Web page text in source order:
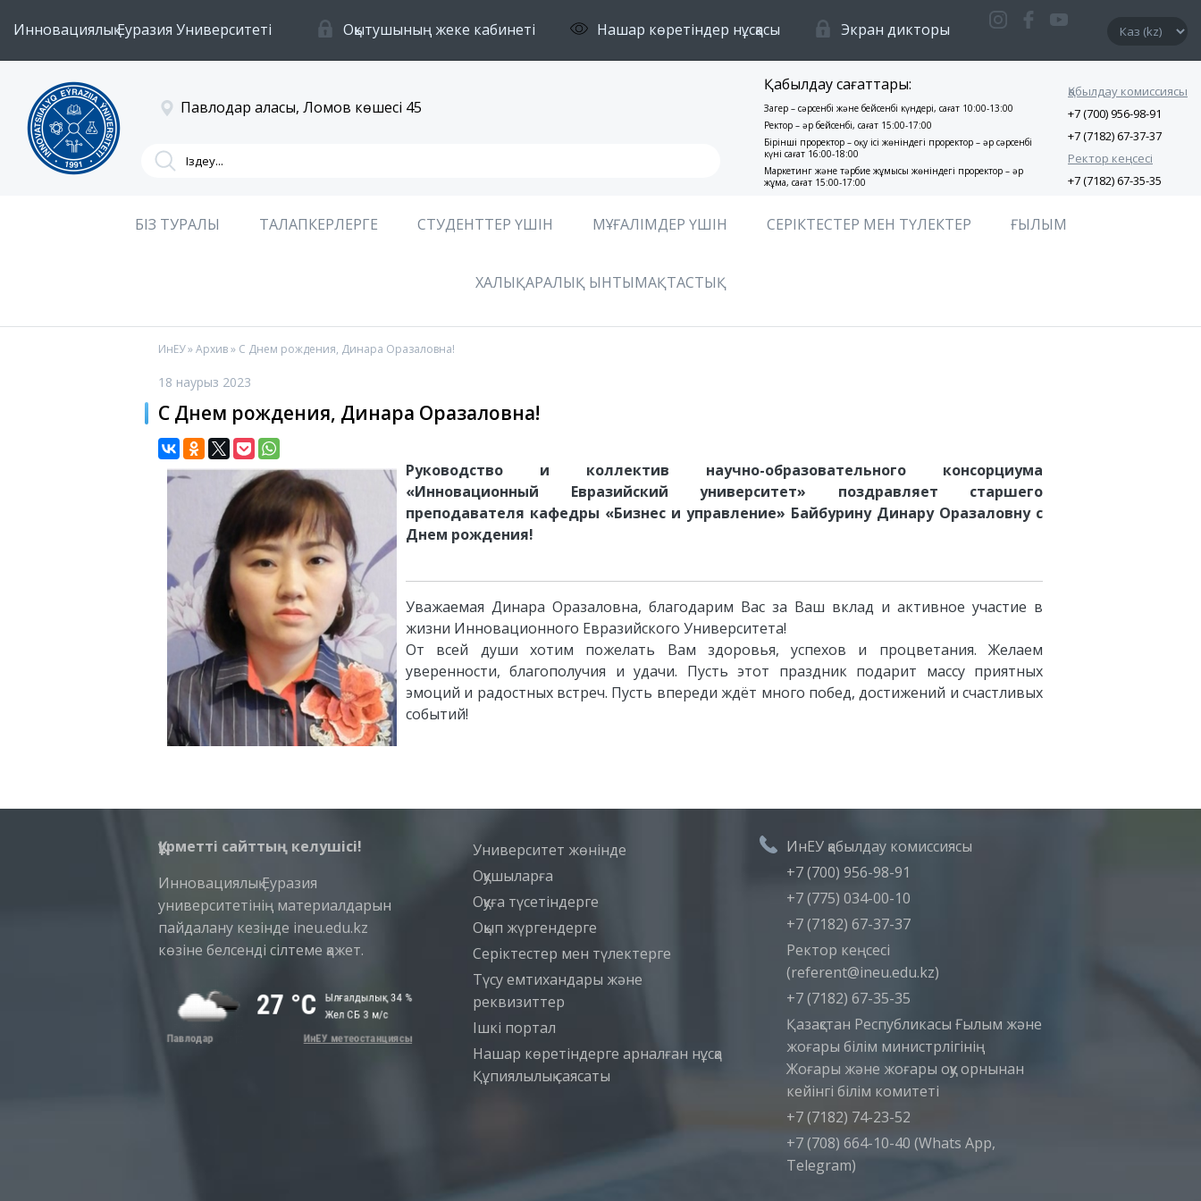
Инновациялық Еуразия Университеті Оқытушының жеке кабинеті Нашар көретіндер нұсқасы Экран дикторы
Павлодар қаласы, Ломов көшесі 45
Қабылдау сағаттары:
Заңгер – сәрсенбі және бейсенбі күндері, сағат 10:00-13:00
Ректор – әр бейсенбі, сағат 15:00-17:00
Бірінші проректор – оқу ісі жөніндегі проректор – әр сәрсенбі
күні сағат 16:00-18:00
Маркетинг және тәрбие жұмысы жөніндегі проректор – әр
жұма, сағат 15:00-17:00
Қабылдау комиссиясы
+7 (700) 956-98-91
+7 (7182) 67-37-37
Ректор кеңсесі
+7 (7182) 67-35-35
БІЗ ТУРАЛЫ ТАЛАПКЕРЛЕРГЕ СТУДЕНТТЕР ҮШІН МҰҒАЛІМДЕР ҮШІН СЕРІКТЕСТЕР МЕН ТҮЛЕКТЕР ҒЫЛЫМ
ХАЛЫҚАРАЛЫҚ ЫНТЫМАҚТАСТЫҚ
ИнЕУ»Архив» С Днем рождения, Динара Оразаловна!
18 наурыз 2023
С Днем рождения, Динара Оразаловна!
Руководство и коллектив научно-образовательного консорциума
«Инновационный Евразийский университет» поздравляет старшего
преподавателя кафедры «Бизнес и управление» Байбурину Динару Оразаловну с
Днем рождения!
Уважаемая Динара Оразаловна, благодарим Вас за Ваш вклад и активное участие в
жизни Инновационного Евразийского Университета!
От всей души хотим пожелать Вам здоровья, успехов и процветания. Желаем
уверенности, благополучия и удачи. Пусть этот праздник подарит массу приятных
эмоций и радостных встреч. Пусть впереди ждёт много побед, достижений и счастливых
событий!
Құрметті сайттың келушісі!
Инновациялық Еуразия
университетінің материалдарын
пайдалану кезінде ineu.edu.kz
көзіне белсенді сілтеме қажет.
Университет жөнінде
Оқушыларға
Оқуға түсетіндерге
Оқып жүргендерге
Серіктестер мен түлектерге
Түсу емтихандары және
реквизиттер
Iшкi портал
Нашар көретіндерге арналған нұсқа
Құпиялылық саясаты
ИнЕУ қабылдау комиссиясы
+7 (700) 956-98-91
+7 (775) 034-00-10
+7 (7182) 67-37-37
Ректор кеңсесі
(referent@ineu.edu.kz)
+7 (7182) 67-35-35
Қазақстан Республикасы Ғылым және
жоғары білім министрлігінің
Жоғары және жоғары оқу орнынан
кейінгі білім комитеті
+7 (7182) 74-23-52
+7 (708) 664-10-40 (Whats App,
Telegram)